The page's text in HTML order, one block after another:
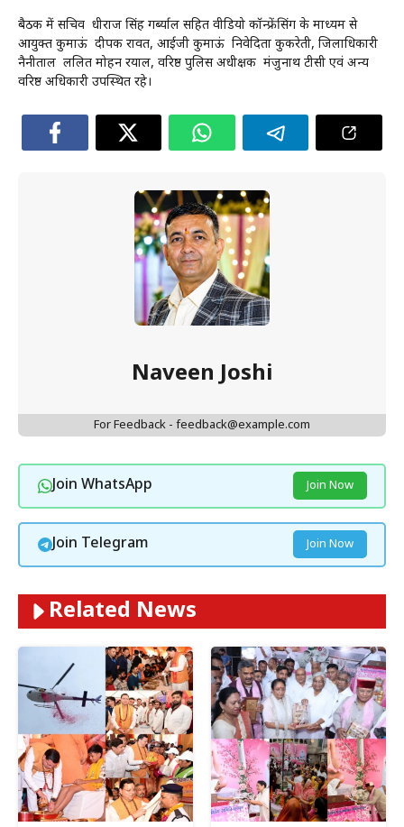
बैठक में सचिव धीराज सिंह गर्ब्याल सहित वीडियो कॉन्फ्रेंसिंग के माध्यम से
आयुक्त कुमाऊं दीपक रावत, आईजी कुमाऊं निवेदिता कुकरेती, जिलाधिकारी
नैनीताल ललित मोहन रयाल, वरिष्ठ पुलिस अधीक्षक मंजुनाथ टीसी एवं अन्य
वरिष्ठ अधिकारी उपस्थित रहे।
Naveen Joshi
For Feedback - feedback@example.com
Join WhatsApp Join Now
Join Telegram Join Now
Related News